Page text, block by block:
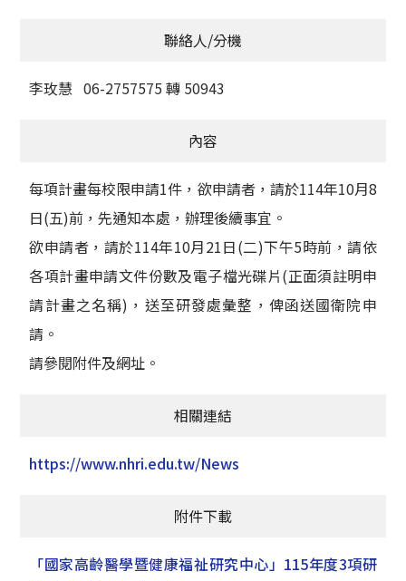
聯絡人/分機
李玫慧 06-2757575 轉 50943
內容
每項計畫每校限申請1件，欲申請者，請於114年10月8
日(五)前，先通知本處，辦理後續事宜。
欲申請者，請於114年10月21日(二)下午5時前，請依
各項計畫申請文件份數及電子檔光碟片(正面須註明申
請計畫之名稱)，送至研發處彙整，俾函送國衛院申
請。
請參閱附件及網址。
相關連結
https://www.nhri.edu.tw/News
附件下載
「國家高齡醫學暨健康福祉研究中心」115年度3項研